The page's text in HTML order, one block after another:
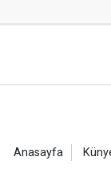
Anasayfa